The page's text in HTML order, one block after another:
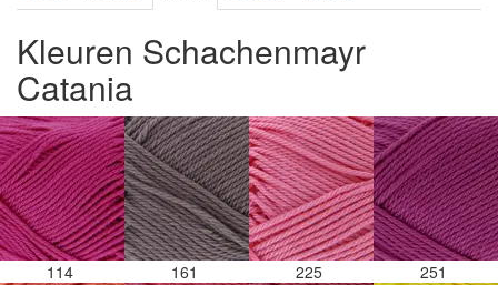
Kleuren Schachenmayr
Catania
114 161 225 251